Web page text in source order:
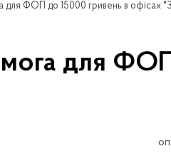
для ФОП до 15000 гривень в офісах
для